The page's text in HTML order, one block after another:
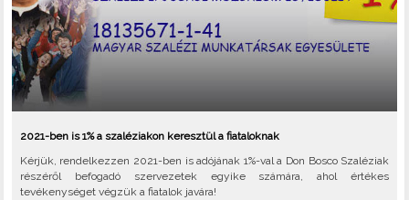
2021-ben is 1% a szaléziakon keresztül a fiataloknak
Kérjük, rendelkezzen 2021-ben is adójának 1%-val a Don Bosco Szaléziak
részéről befogadó szervezetek egyike számára, ahol értékes
tevékenységet végzük a fiatalok javára!